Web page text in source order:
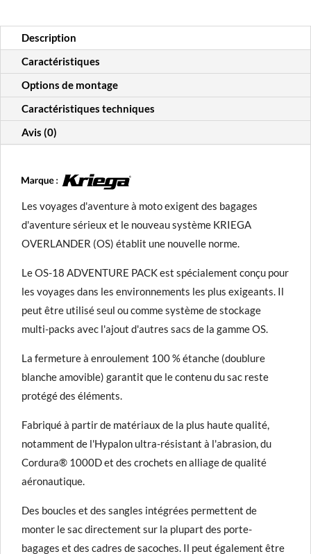
Description
Caractéristiques
Options de montage
Caractéristiques techniques
Avis (0)
Les voyages d'aventure à moto exigent des bagages
d'aventure sérieux et le nouveau système KRIEGA
OVERLANDER (OS) établit une nouvelle norme.
Le OS-18 ADVENTURE PACK est spécialement conçu pour
les voyages dans les environnements les plus exigeants. Il
peut être utilisé seul ou comme système de stockage
multi-packs avec l'ajout d'autres sacs de la gamme OS.
La fermeture à enroulement 100 % étanche (doublure
blanche amovible) garantit que le contenu du sac reste
protégé des éléments.
Fabriqué à partir de matériaux de la plus haute qualité,
notamment de l'Hypalon ultra-résistant à l'abrasion, du
Cordura® 1000D et des crochets en alliage de qualité
aéronautique.
Des boucles et des sangles intégrées permettent de
monter le sac directement sur la plupart des porte-
bagages et des cadres de sacoches. Il peut également être